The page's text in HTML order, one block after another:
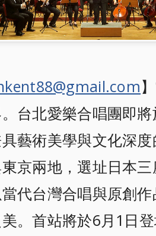
台北愛樂合唱團即
藝術美學與文化深
京兩地，選址日本
代台灣合唱與原創
。首站將於6月1日